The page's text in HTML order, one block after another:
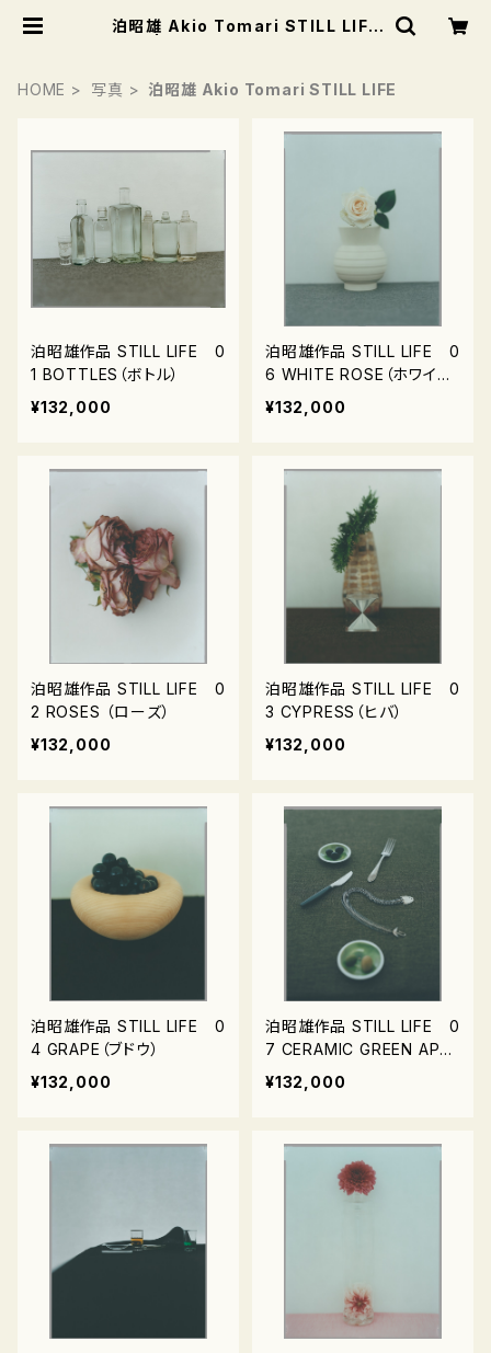
泊昭雄 Akio Tomari STILL LIFE
HOME 写真 泊昭雄 Akio Tomari STILL LIFE
泊昭雄作品 STILL LIFE 0
1 BOTTLES（ボトル）
¥132,000
泊昭雄作品 STILL LIFE 0
6 WHITE ROSE（ホワイト
ローズ）
¥132,000
泊昭雄作品 STILL LIFE 0
2 ROSES （ローズ）
¥132,000
泊昭雄作品 STILL LIFE 0
3 CYPRESS（ヒバ）
¥132,000
泊昭雄作品 STILL LIFE 0
4 GRAPE（ブドウ）
¥132,000
泊昭雄作品 STILL LIFE 0
7 CERAMIC GREEN APPL
ES （グリーンアップル）
¥132,000